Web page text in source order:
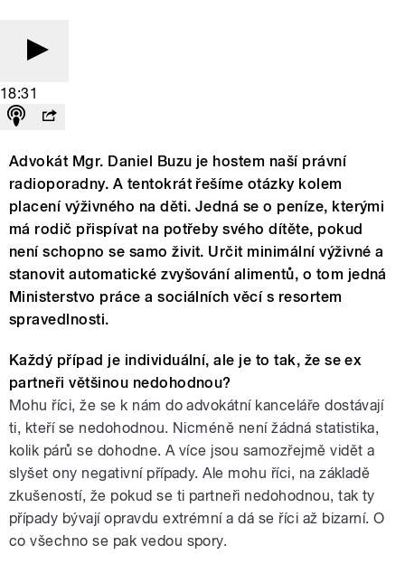
18:31
Advokát Mgr. Daniel Buzu je hostem naší právní
radioporadny. A tentokrát řešíme otázky kolem
placení výživného na děti. Jedná se o peníze, kterými
má rodič přispívat na potřeby svého dítěte, pokud
není schopno se samo živit. Určit minimální výživné a
stanovit automatické zvyšování alimentů, o tom jedná
Ministerstvo práce a sociálních věcí s resortem
spravedlnosti.
Každý případ je individuální, ale je to tak, že se ex
partneři většinou nedohodnou?
Mohu říci, že se k nám do advokátní kanceláře dostávají
ti, kteří se nedohodnou. Nicméně není žádná statistika,
kolik párů se dohodne. A více jsou samozřejmě vidět a
slyšet ony negativní případy. Ale mohu říci, na základě
zkušeností, že pokud se ti partneři nedohodnou, tak ty
případy bývají opravdu extrémní a dá se říci až bizarní. O
co všechno se pak vedou spory.